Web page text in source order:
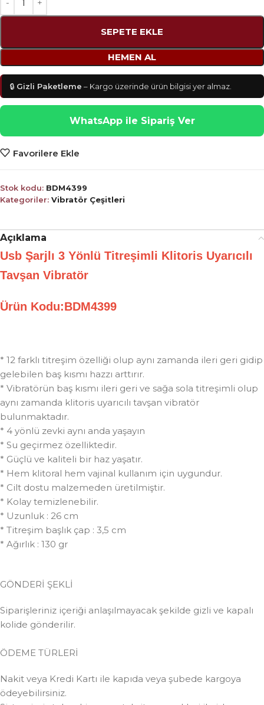
SEPETE EKLE
HEMEN AL
🔒 Gizli Paketleme – Kargo üzerinde ürün bilgisi yer almaz.
WhatsApp ile Sipariş Ver
Favorilere Ekle
Stok kodu: BDM4399
Kategoriler: Vibratör Çeşitleri
Açıklama
Usb Şarjlı 3 Yönlü Titreşimli Klitoris Uyarıcılı
Tavşan Vibratör
Ürün Kodu:BDM4399
* 12 farklı titreşim özelliği olup aynı zamanda ileri geri gidip
gelebilen baş kısmı hazzı arttırır.
* Vibratörün baş kısmı ileri geri ve sağa sola titreşimli olup
aynı zamanda klitoris uyarıcılı tavşan vibratör
bulunmaktadır.
* 4 yönlü zevki aynı anda yaşayın
* Su geçirmez özelliktedir.
* Güçlü ve kaliteli bir haz yaşatır.
* Hem klitoral hem vajinal kullanım için uygundur.
* Cilt dostu malzemeden üretilmiştir.
* Kolay temizlenebilir.
* Uzunluk : 26 cm
* Titreşim başlık çap : 3,5 cm
* Ağırlık : 130 gr
GÖNDERİ ŞEKLİ
Siparişleriniz içeriği anlaşılmayacak şekilde gizli ve kapalı
kolide gönderilir.
ÖDEME TÜRLERİ
Nakit veya Kredi Kartı ile kapıda veya şubede kargoya
ödeyebilirsiniz.